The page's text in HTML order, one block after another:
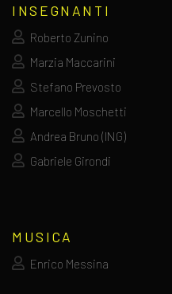
INSEGNANTI
Roberto Zunino
Marzia Maccarini
Stefano Prevosto
Marcello Moschetti
Andrea Bruno (ING)
Gabriele Girondi
MUSICA
Enrico Messina